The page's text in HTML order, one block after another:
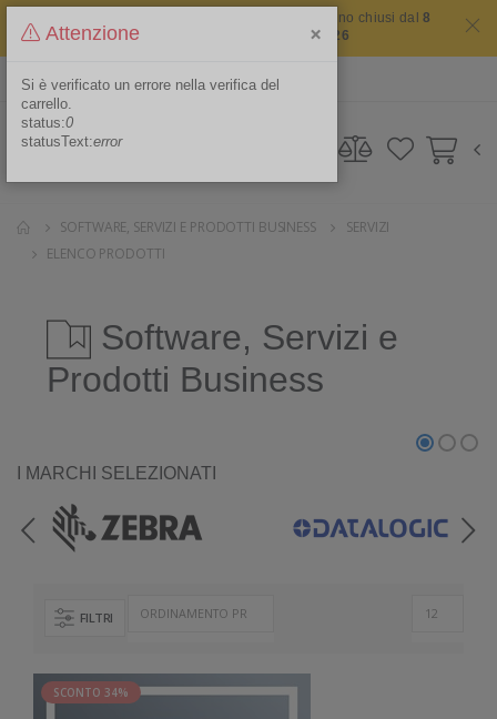
Il sito non chiude mai ma i nostri uffici saranno chiusi dal8
agosto 2026 al 16 agosto 2026
Area Riservata
SOFTWARE, SERVIZI E PRODOTTI BUSINESS
SERVIZI
ELENCO PRODOTTI
Software, Servizi e
Prodotti Business
I MARCHI SELEZIONATI
FILTRI
SCONTO 34%
Attenzione ×
Si è verificato un errore nella verifica del
carrello.
status:0
statusText:error